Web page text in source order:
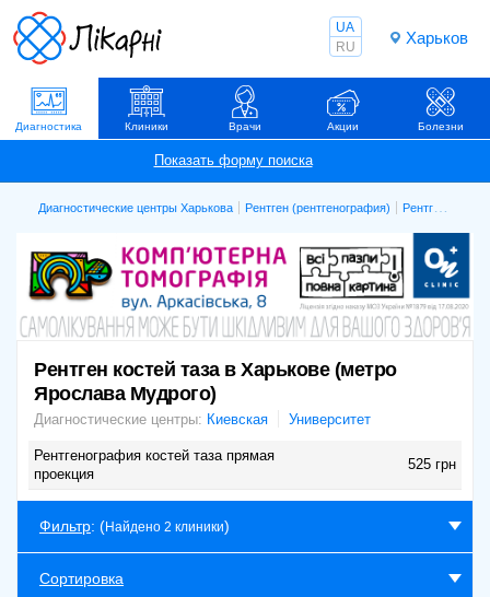
Харьков
UA
RU
Диагностика Клиники Врачи Акции Болезни
Диагностические центры Харькова Рентген (рентгенография) Рентген костей таза
Рентген костей таза в Харькове (метро
Ярослава Мудрого)
Диагностические центры: Киевская Университет
Рентгенография костей таза прямая
проекция
525 грн
Фильтр: (Найдено 2 клиники)
Сортировка